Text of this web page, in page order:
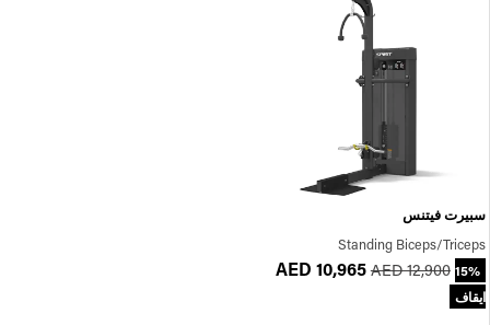
سبيرت فيتنس
Standing Biceps/Triceps
AED 10,965 AED 12,900 15%
ايقاف